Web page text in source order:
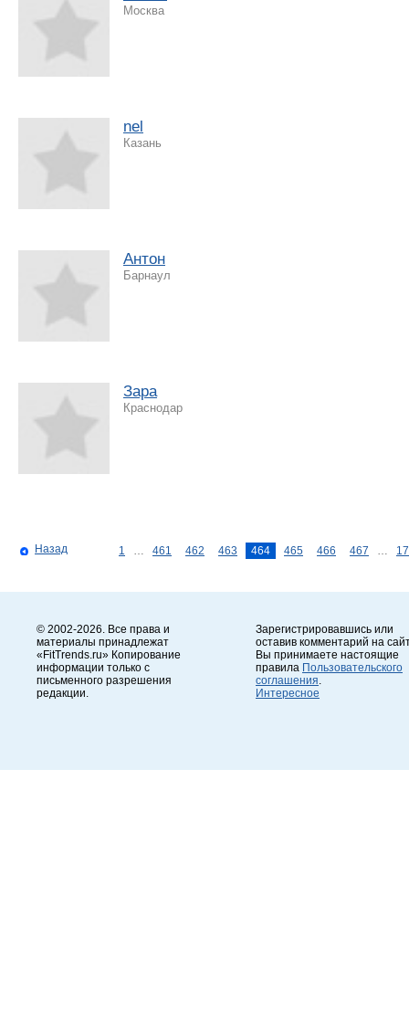
Москва
nel
Казань
Антон
Барнаул
Зара
Краснодар
Назад 1 461 462 463 464 465 466 467
© 2002-2026. Все права и
материалы принадлежат
«FitTrends.ru» Копирование
информации только с
письменного разрешения
редакции.
Зарегистрировавшись или
оставив комментарий на
Вы принимаете настоящие
правила Пользовательского
соглашения
Интересное